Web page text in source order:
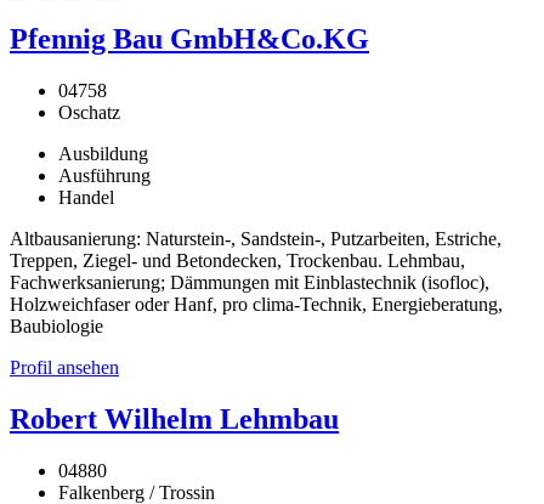
Pfennig Bau GmbH&Co.KG
04758
Oschatz
Ausbildung
Ausführung
Handel
Altbausanierung: Naturstein-, Sandstein-, Putzarbeiten, Estriche,
Treppen, Ziegel- und Betondecken, Trockenbau. Lehmbau,
Fachwerksanierung; Dämmungen mit Einblastechnik (isofloc),
Holzweichfaser oder Hanf, pro clima-Technik, Energieberatung,
Baubiologie
Profil ansehen
Robert Wilhelm Lehmbau
04880
Falkenberg / Trossin